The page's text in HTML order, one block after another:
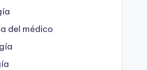
del médico